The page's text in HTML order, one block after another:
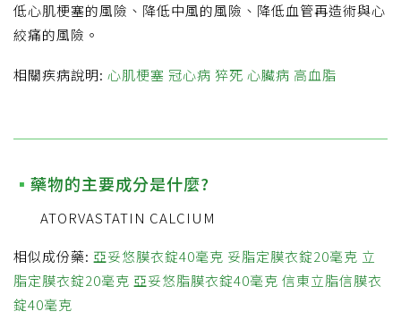
低心肌梗塞的風險、降低中風的風險、降低血管再造術與心
絞痛的風險。
相關疾病說明: 心肌梗塞 冠心病 猝死 心臟病 高血脂
藥物的主要成分是什麼?
ATORVASTATIN CALCIUM
相似成份藥: 亞妥悠膜衣錠40毫克 妥脂定膜衣錠20毫克 立
脂定膜衣錠20毫克 亞妥悠脂膜衣錠40毫克 信東立脂信膜衣
錠40毫克